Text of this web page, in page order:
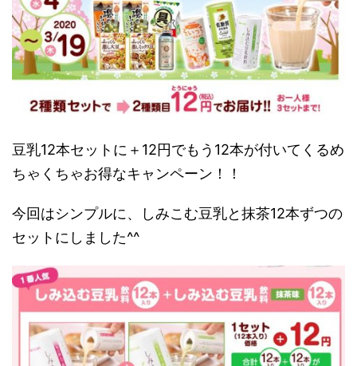
豆乳12本セットに＋12円でもう12本が付いてくるめ
ちゃくちゃお得なキャンペーン！！
今回はシンプルに、しみこむ豆乳と抹茶12本ずつの
セットにしました^^